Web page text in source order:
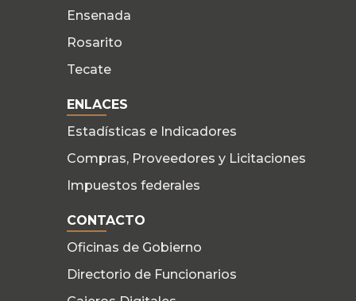
Ensenada
Rosarito
Tecate
ENLACES
Estadísticas e Indicadores
Compras, Proveedores y Licitaciones
Impuestos federales
CONTACTO
Oficinas de Gobierno
Directorio de Funcionarios